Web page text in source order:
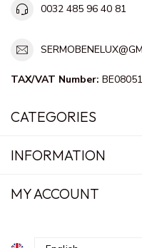
0032 485 96 40 81
TAX/VAT Number:
CATEGORIES
INFORMATION
MY ACCOUNT